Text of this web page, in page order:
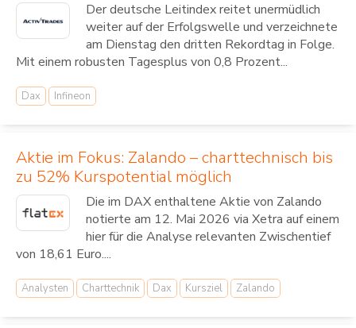
Der deutsche Leitindex reitet unermüdlich
weiter auf der Erfolgswelle und verzeichnete
am Dienstag den dritten Rekordtag in Folge.
Mit einem robusten Tagesplus von 0,8 Prozent...
Dax Infineon
Aktie im Fokus: Zalando – charttechnisch bis
zu 52% Kurspotential möglich
Die im DAX enthaltene Aktie von Zalando
notierte am 12. Mai 2026 via Xetra auf einem
hier für die Analyse relevanten Zwischentief
von 18,61 Euro....
Analysten Charttechnik Dax Kursziel Zalando